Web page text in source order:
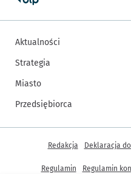
Aktualności
Strategia
Miasto
Przedsiębiorca
Inne informacje
Redakcja Deklaracja
Regulamin Regulamin